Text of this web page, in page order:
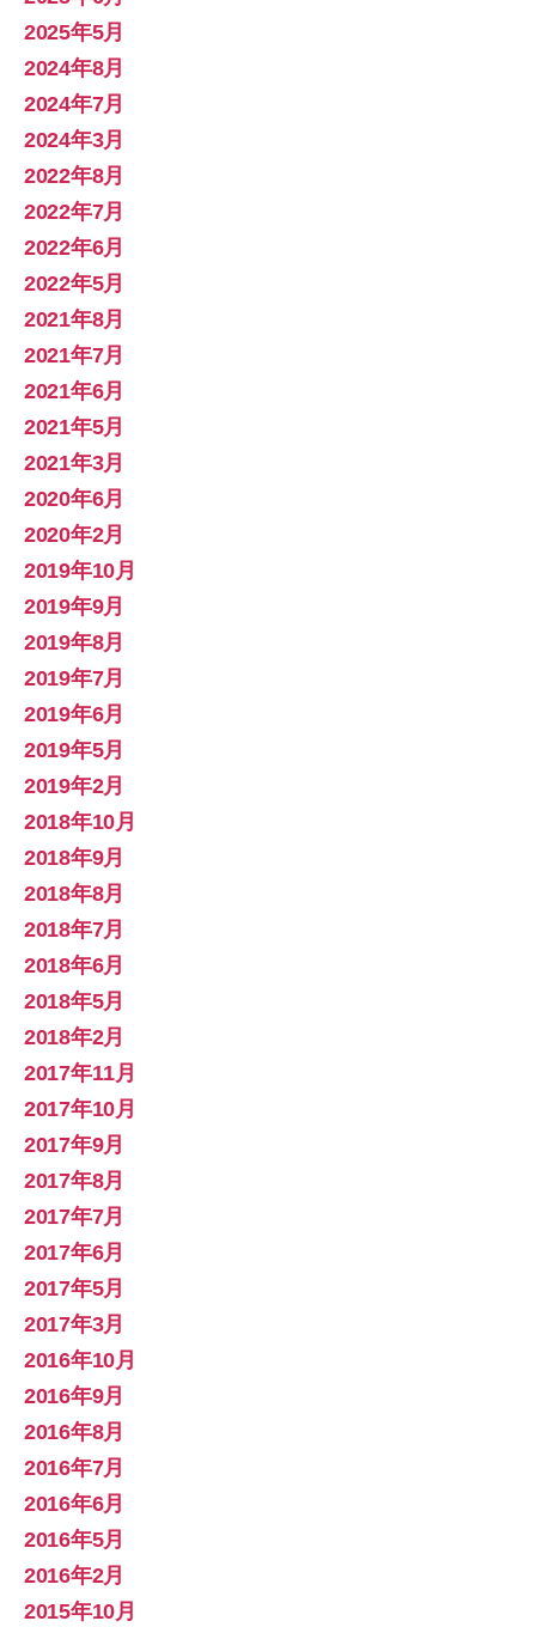
2025年5月
2024年8月
2024年7月
2024年3月
2022年8月
2022年7月
2022年6月
2022年5月
2021年8月
2021年7月
2021年6月
2021年5月
2021年3月
2020年6月
2020年2月
2019年10月
2019年9月
2019年8月
2019年7月
2019年6月
2019年5月
2019年2月
2018年10月
2018年9月
2018年8月
2018年7月
2018年6月
2018年5月
2018年2月
2017年11月
2017年10月
2017年9月
2017年8月
2017年7月
2017年6月
2017年5月
2017年3月
2016年10月
2016年9月
2016年8月
2016年7月
2016年6月
2016年5月
2016年2月
2015年10月